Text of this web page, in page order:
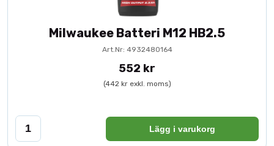
Milwaukee Batteri M12 HB2.5
Art.Nr: 4932480164
552 kr
(442 kr exkl. moms)
Lägg i varukorg